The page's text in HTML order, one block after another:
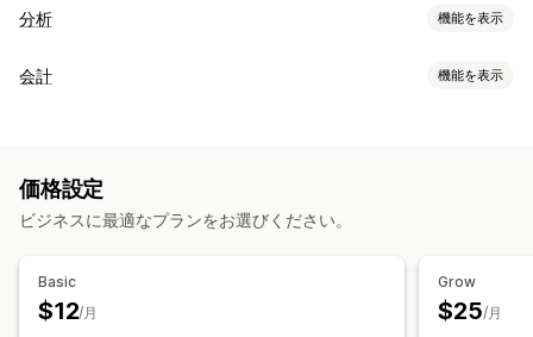
分析 機能を表示
お客様の操作動向
チェックアウト分析
UTM追跡
カゴ落ち
カスタムダッシュボード
データのエクスポート
レポートのスケジュール設定
会計 機能を表示
売上原価の追跡
複数通貨
価格設定
ビジネスに最適なプランをお選びください。
Basic
$12/月
Grow
$25/月